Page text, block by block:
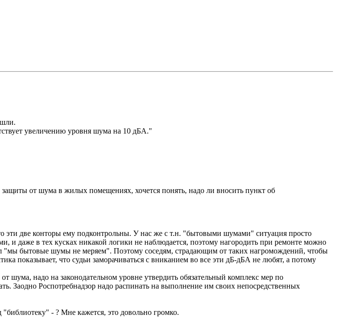
увеличению уровня шума на 10 дБА."
от шума в жилых помещениях, хочется понять, надо ли вносить пункт об
две конторы ему подконтрольны. У нас же с т.н. "бытовыми шумами" ситуация просто
и даже в тех кусках никакой логики не наблюдается, поэтому нагородить при ремонте можно
"мы бытовые шумы не меряем". Поэтому соседям, страдающим от таких нагромождений, чтобы
показывает, что судьи заморачиваться с вниканием во все эти дБ-дБА не любят, а потому
надо на законодательном уровне утвердить обязательный комплекс мер по
Заодно Роспотребнадзор надо распинать на выполнение им своих непосредственных
- ? Мне кажется, это довольно громко.